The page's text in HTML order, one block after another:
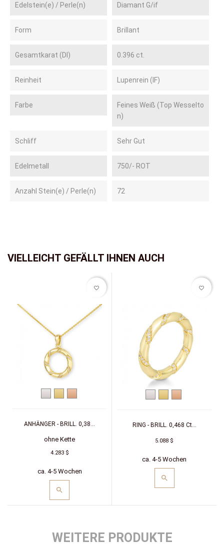
Edelstein(e) / Perle(n) Diamant G/if
Form Brillant
Gesamtkarat (DI) 0.396 ct.
Reinheit Lupenrein (IF)
Farbe
Feines Weiß (Top Wesselto
n)
Schliff Sehr Gut
Edelmetall 750/- ROT
Anzahl Stein(e) / Perle(n) 72
VIELLEICHT GEFÄLLT IHNEN AUCH
Weißgold
GelbgoldRotgold
ANHÄNGER - BRILL. 0,38...
ohne Kette
4.283 $
ca. 4-5 Wochen
favorite_border
Weißgold
GelbgoldRotgold
RING - BRILL. 0,468 Ct...
5.088 $
ca. 4-5 Wochen
favorite_border
WEITERE PRODUKTE